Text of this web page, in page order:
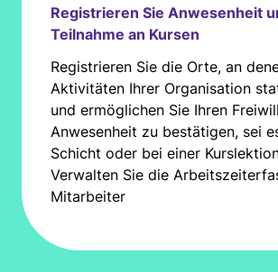
Registrieren Sie Anwesenheit
Teilnahme an Kursen
Registrieren Sie die Orte, an
Aktivitäten Ihrer Organisation
und ermöglichen Sie Ihren
Anwesenheit zu bestätigen, sei
Schicht oder bei einer
Verwalten Sie die
Mitarbeiter